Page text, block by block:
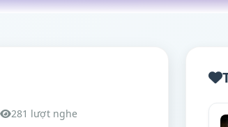
281 lượt nghe